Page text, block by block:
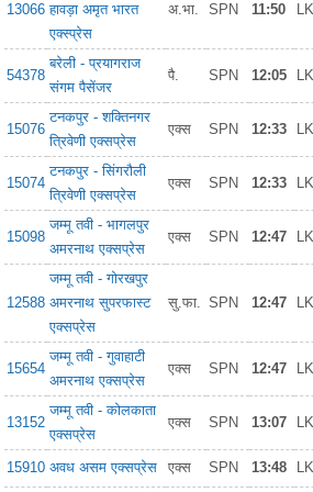
13066 हावड़ा अमृत भारत
एक्स्प्रेस
अ.भा. SPN 11:50
54378
बरेली - प्रयागराज
संगम पैसेंजर
पै. SPN 12:05
15076
टनकपुर - शक्तिनगर
त्रिवेणी एक्सप्रेस
एक्स SPN 12:33
15074
टनकपुर - सिंगरौली
त्रिवेणी एक्सप्रेस
एक्स SPN 12:33
15098
जम्मू तवी - भागलपुर
अमरनाथ एक्सप्रेस
एक्स SPN 12:47
12588
जम्मू तवी - गोरखपुर
अमरनाथ सुपरफास्ट
एक्सप्रेस
सु.फा. SPN 12:47
15654
जम्मू तवी - गुवाहाटी
अमरनाथ एक्सप्रेस
एक्स SPN 12:47
13152
जम्मू तवी - कोलकाता
एक्सप्रेस
एक्स SPN 13:07
15910 अवध असम एक्सप्रेस एक्स SPN 13:48